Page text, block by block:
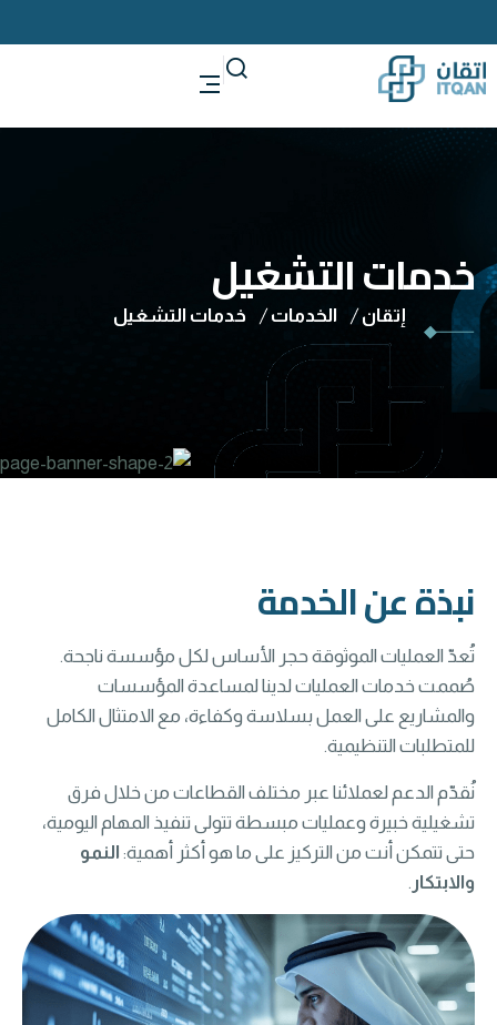
خدمات التشغيل
إتقان الخدمات خدمات التشغيل
نبذة عن الخدمة
تُعدّ العمليات الموثوقة حجر الأساس لكل مؤسسة ناجحة.
صُممت خدمات العمليات لدينا لمساعدة المؤسسات
والمشاريع على العمل بسلاسة وكفاءة، مع الامتثال الكامل
للمتطلبات التنظيمية.
نُقدّم الدعم لعملائنا عبر مختلف القطاعات من خلال فرق
تشغيلية خبيرة وعمليات مبسطة تتولى تنفيذ المهام اليومية،
حتى تتمكن أنت من التركيز على ما هو أكثر أهمية: النمو
والابتكار .